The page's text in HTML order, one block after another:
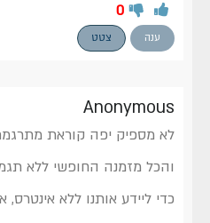
0
ענה צטט
Anonymous
לא מספיק יפה קוראת
והכל מזמנה החופשי ללא
כדי ליידע אותנו ללא